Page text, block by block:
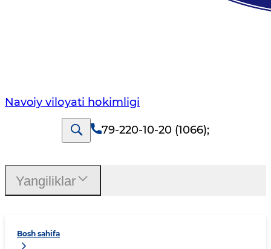
Navoiy vilоyati hоkimligi
79-220-10-20 (1066);
Bosh sahifa
Yangiliklar